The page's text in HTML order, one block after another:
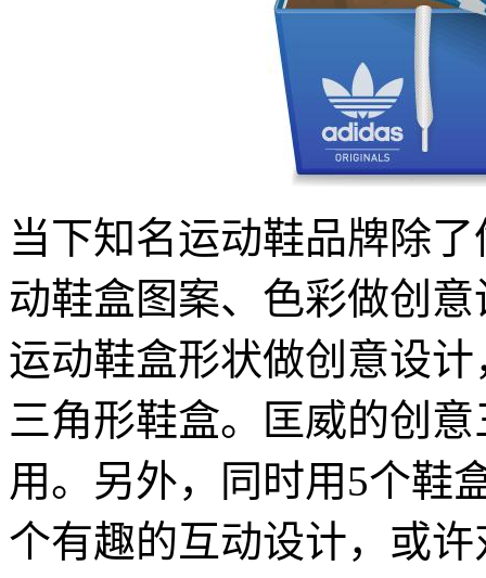
当下知名运动鞋品牌除
动鞋盒图案、色彩做创
运动鞋盒形状做创意设
三角形鞋盒。匡威的创
用。另外，同时用5个鞋
个有趣的互动设计，或